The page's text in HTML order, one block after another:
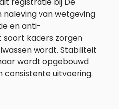
naleving van wetgeving
en anti-
soort kaders zorgen
wordt. Stabiliteit
wordt opgebouwd
consistente uitvoering.